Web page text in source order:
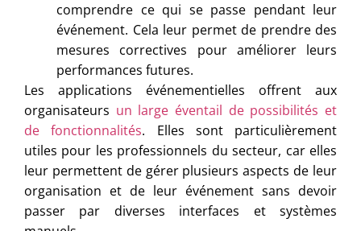
comprendre ce qui se passe pendant leur
événement. Cela leur permet de prendre des
mesures correctives pour améliorer leurs
performances futures.
Les applications événementielles offrent aux
organisateurs un large éventail de possibilités et
de fonctionnalités. Elles sont particulièrement
utiles pour les professionnels du secteur, car elles
leur permettent de gérer plusieurs aspects de leur
organisation et de leur événement sans devoir
passer par diverses interfaces et systèmes